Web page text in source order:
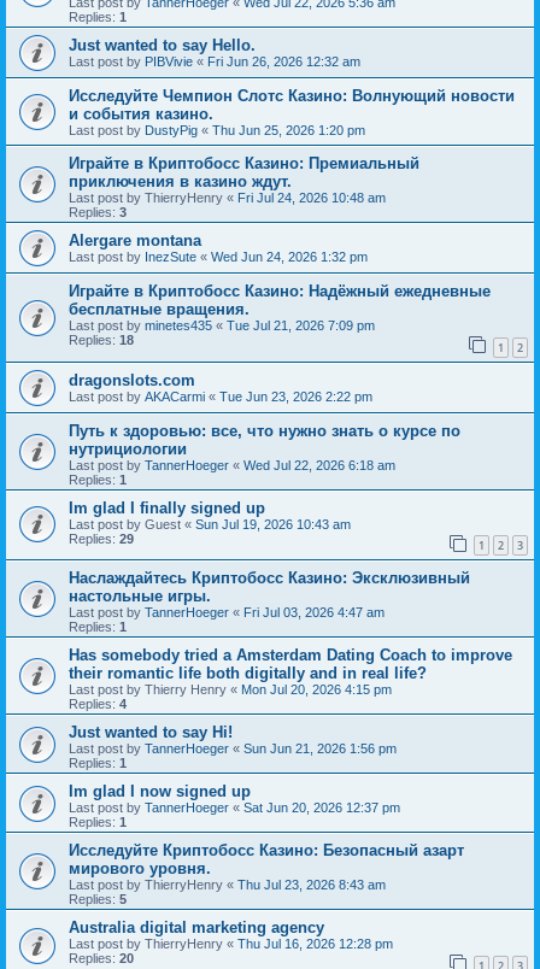
Replies: 1
Just wanted to say Hello.
Last post by PIBVivie « Fri Jun 26, 2026 12:32 am
Исследуйте Чемпион Слотс Казино: Волнующий новости
и события казино.
Last post by DustyPig « Thu Jun 25, 2026 1:20 pm
Играйте в Криптобосс Казино: Премиальный
приключения в казино ждут.
Last post by ThierryHenry « Fri Jul 24, 2026 10:48 am
Replies: 3
Alergare montana
Last post by InezSute « Wed Jun 24, 2026 1:32 pm
Играйте в Криптобосс Казино: Надёжный ежедневные
бесплатные вращения.
Last post by minetes435 « Tue Jul 21, 2026 7:09 pm
Replies: 18 1 2
dragonslots.com
Last post by AKACarmi « Tue Jun 23, 2026 2:22 pm
Путь к здоровью: все, что нужно знать о курсе по
нутрициологии
Last post by TannerHoeger « Wed Jul 22, 2026 6:18 am
Replies: 1
Im glad I finally signed up
Last post by Guest « Sun Jul 19, 2026 10:43 am
Replies: 29 1 2 3
Наслаждайтесь Криптобосс Казино: Эксклюзивный
настольные игры.
Last post by TannerHoeger « Fri Jul 03, 2026 4:47 am
Replies: 1
Has somebody tried a Amsterdam Dating Coach to improve
their romantic life both digitally and in real life?
Last post by Thierry Henry « Mon Jul 20, 2026 4:15 pm
Replies: 4
Just wanted to say Hi!
Last post by TannerHoeger « Sun Jun 21, 2026 1:56 pm
Replies: 1
Im glad I now signed up
Last post by TannerHoeger « Sat Jun 20, 2026 12:37 pm
Replies: 1
Исследуйте Криптобосс Казино: Безопасный азарт
мирового уровня.
Last post by ThierryHenry « Thu Jul 23, 2026 8:43 am
Replies: 5
Australia digital marketing agency
Last post by ThierryHenry « Thu Jul 16, 2026 12:28 pm
Replies: 20